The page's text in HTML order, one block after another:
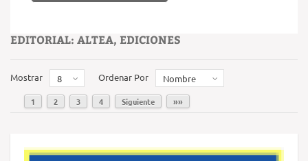
EDITORIAL: ALTEA, EDICIONES
Mostrar 8 Ordenar Por Nombre
1 2 3 4 Siguiente »»